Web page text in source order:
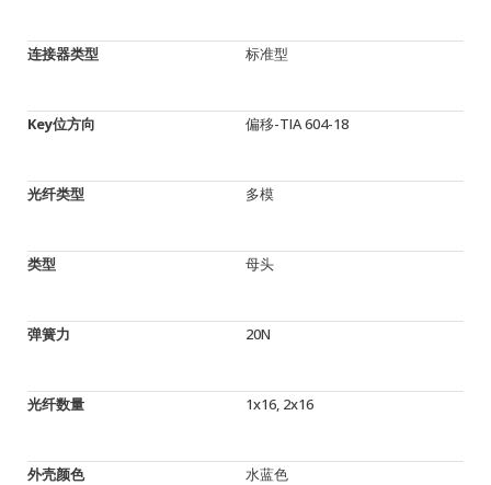
连接器类型 标准型
Key位方向 偏移-TIA 604-18
光纤类型 多模
类型 母头
弹簧力 20N
光纤数量 1x16, 2x16
外壳颜色 水蓝色